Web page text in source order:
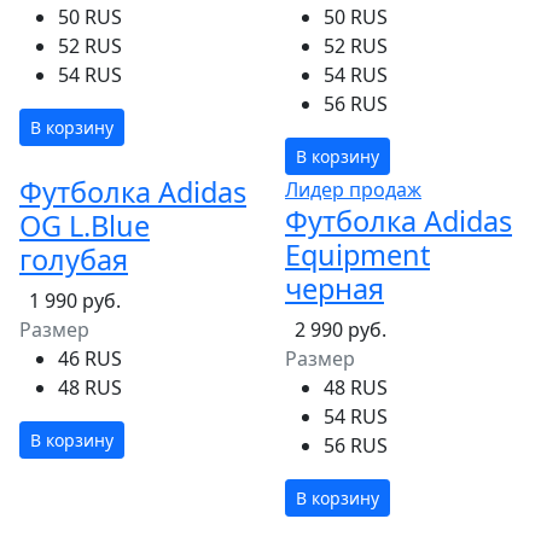
50 RUS
52 RUS
54 RUS
В корзину
50 RUS
52 RUS
54 RUS
56 RUS
В корзину
Футболка Adidas
OG L.Blue
голубая
1 990 руб.
Размер
46 RUS
48 RUS
В корзину
Лидер продаж
Футболка Adidas
Equipment
черная
2 990 руб.
Размер
48 RUS
54 RUS
56 RUS
В корзину